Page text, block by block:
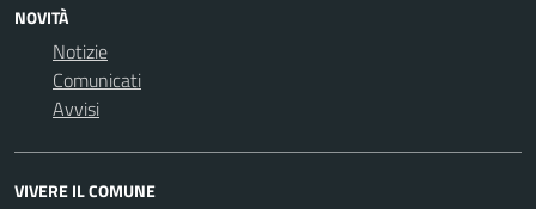
NOVITÀ
Notizie
Comunicati
Avvisi
VIVERE IL COMUNE